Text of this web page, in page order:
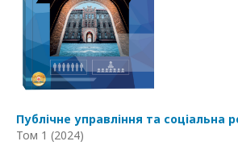
Публічне управління та соціальна
Том 1 (2024)